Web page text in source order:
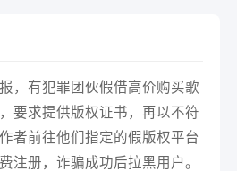
，有犯罪团伙假借高价购买歌
要求提供版权证书，再以不符
者前往他们指定的假版权平台
注册，诈骗成功后拉黑用户。